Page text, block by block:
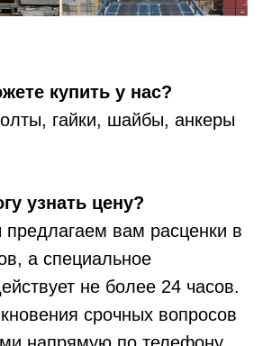
купить у нас?
гайки, шайбы, анкеры
узнать цену?
вам расценки в
а специальное
не более 24 часов.
срочных вопросов